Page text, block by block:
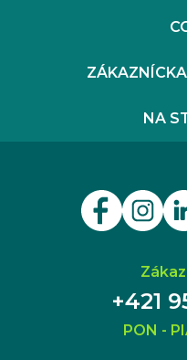
NA
+421
PON -